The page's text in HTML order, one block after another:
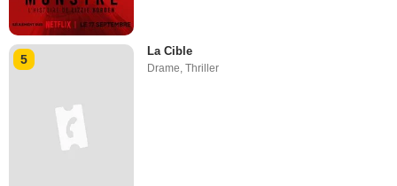
5
La Cible
Drame ,Thriller